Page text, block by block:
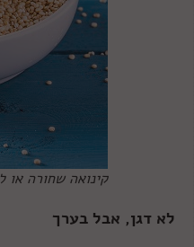
קינואה שחורה או
לא דגן, אבל בערך